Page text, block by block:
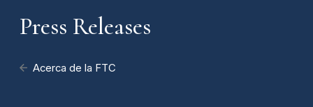
Press Releases
Acerca de la FTC